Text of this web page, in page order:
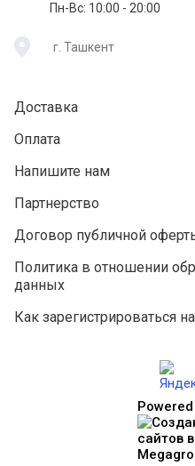
Пн-Вс: 10:00 - 20:00
г. Ташкент
Доставка
Оплата
Напишите нам
Партнерство
Договор публичной
Политика в отношении
данных
Как зарегистрироваться